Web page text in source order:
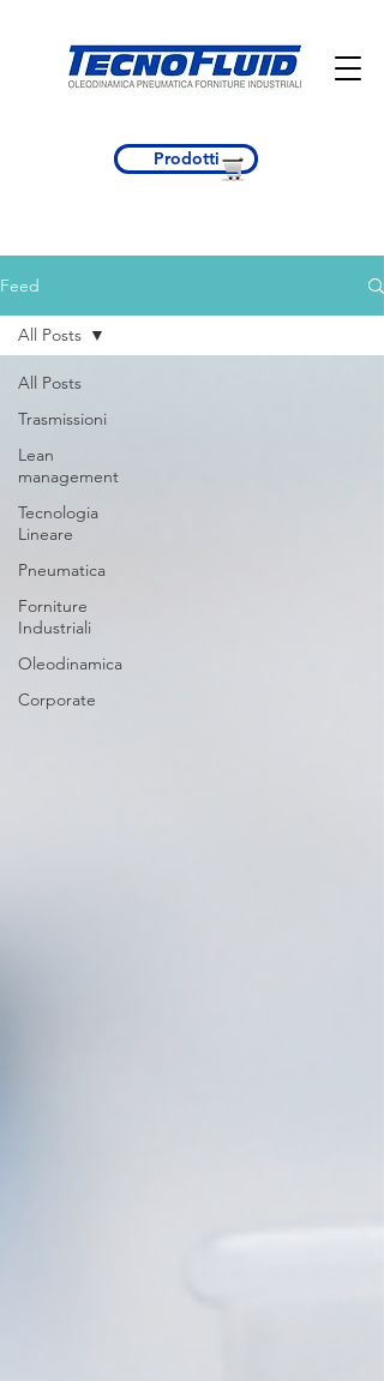
Prodotti
Feed
All Posts
Trasmissioni
Lean
management
Tecnologia
Lineare
Pneumatica
Forniture
Industriali
Oleodinamica
Corporate
All Posts